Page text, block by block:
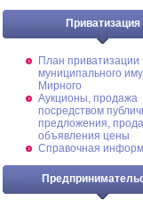
Приватизация
План приватизации
муниципального
Мирного
Аукционы, продажа
посредством
предложения,
объявления цены
Справочная